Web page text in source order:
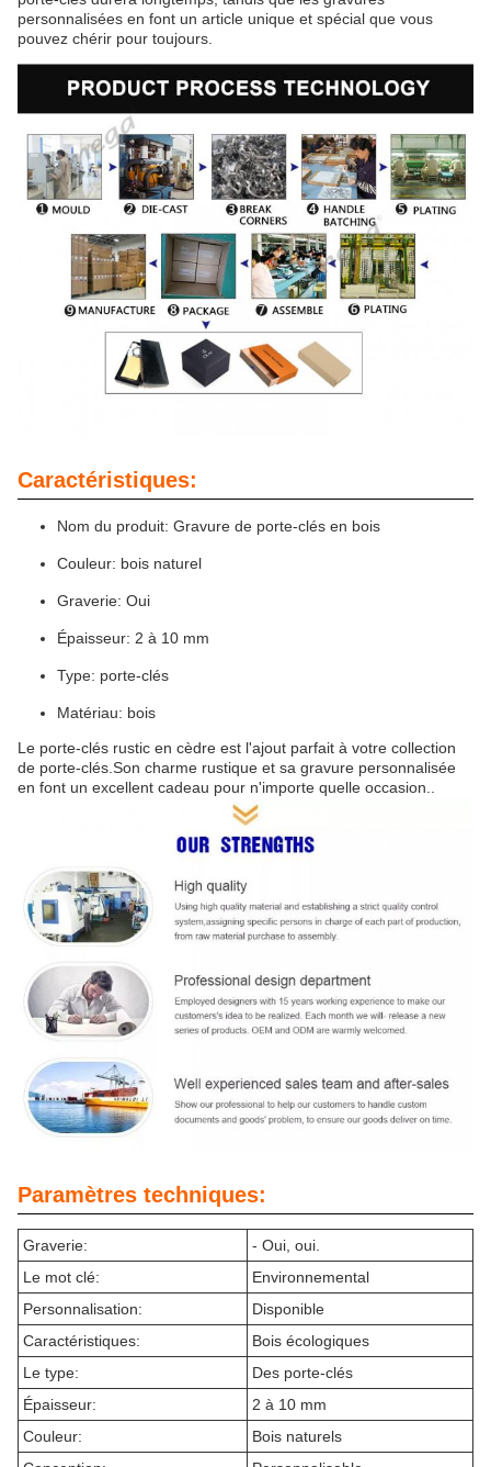
personnalisées en font un article unique et spécial que vous
pouvez chérir pour toujours.
Caractéristiques:
Nom du produit: Gravure de porte-clés en bois
Couleur: bois naturel
Graverie: Oui
Épaisseur: 2 à 10 mm
Type: porte-clés
Matériau: bois
Le porte-clés rustic en cèdre est l'ajout parfait à votre collection
de porte-clés.Son charme rustique et sa gravure personnalisée
en font un excellent cadeau pour n'importe quelle occasion..
Paramètres techniques:
Graverie:
- Oui, oui.
Le mot clé:
Environnemental
Personnalisation:
Disponible
Caractéristiques:
Bois écologiques
Le type:
Des porte-clés
Épaisseur:
2 à 10 mm
Couleur:
Bois naturels